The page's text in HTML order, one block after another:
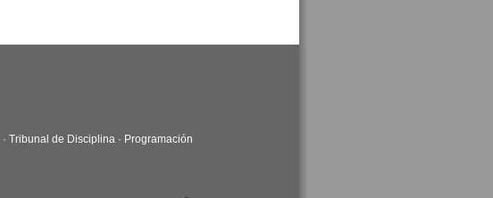
· Tribunal de Disciplina · Programación